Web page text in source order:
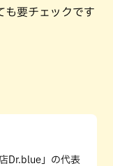
も要チェックです
Dr.blue」の代表